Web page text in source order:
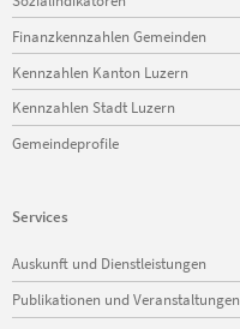
Finanzkennzahlen Gemeinden
Kennzahlen Kanton Luzern
Kennzahlen Stadt Luzern
Gemeindeprofile
Services
Navigation
überspringen
Auskunft und Dienstleistungen
Publikationen und Veranstaltungen